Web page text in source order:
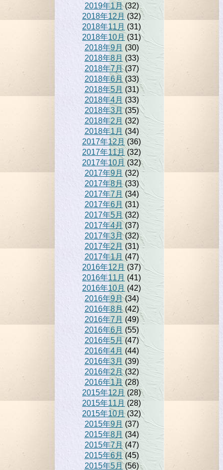
2019年1月(32)
2018年12月 (32)
2018年11月 (31)
2018年10月 (31)
2018年9月 (30)
2018年8月 (33)
2018年7月(37)
2018年6月(33)
2018年5月 (31)
2018年4月 (33)
2018年3月(35)
2018年2月 (32)
2018年1月 (34)
2017年12月 (36)
2017年11月(32)
2017年10月 (32)
2017年9月(32)
2017年8月(33)
2017年7月 (34)
2017年6月 (31)
2017年5月(32)
2017年4月(37)
2017年3月(32)
2017年2月(31)
2017年1月 (47)
2016年12月 (37)
2016年11月 (41)
2016年10月 (42)
2016年9月(34)
2016年8月(42)
2016年7月 (49)
2016年6月 (55)
2016年5月 (47)
2016年4月 (44)
2016年3月 (39)
2016年2月(32)
2016年1月(28)
2015年12月 (28)
2015年11月 (28)
2015年10月 (32)
2015年9月 (37)
2015年8月 (34)
2015年7月(47)
2015年6月(45)
2015年5月(56)